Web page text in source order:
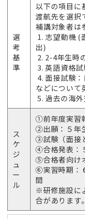
選
考
基
準
以下の項目に
渡航先を選択
補講対象者は
1. 志望動機 (
出)
2. 2-4年生時
3. 英語資格
4. 面接試験
などについて
5. 過去の海
ス
ケ
ジ
ュ
ー
ル
①前年度実習
②出願：５年
③試験（面接
④合格発表：
⑤合格者向け
⑥実習時期：
間
※研修施設に
合があります。